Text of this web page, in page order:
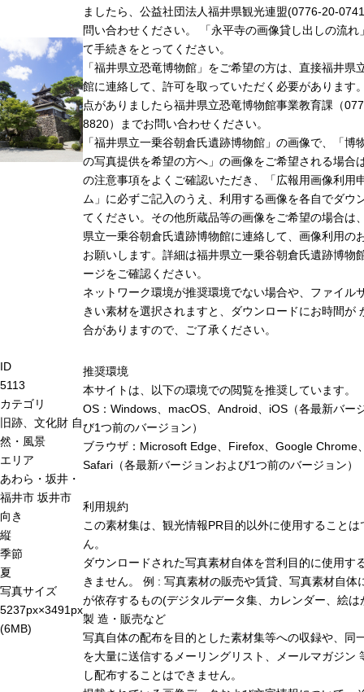
ID
5113
カテゴリ
旧跡、文化財 自
然・風景
エリア
あわら・坂井・
福井市 坂井市
向き
縦
季節
夏
写真サイズ
5237px×3491px
(6MB)
ましたら、公益社団法人福井県観光連盟(0776-20-
問い合わせください。 「永平寺の画像貸し出しの流れ
て手続きをとってください。
「福井県立恐竜博物館」をご希望の方は、直接福井県
館に連絡して、許可を取っていただく必要があります
点がありましたら福井県立恐竜博物館事業教育課（
8820）までお問い合わせください。
「福井県立一乗谷朝倉氏遺跡博物館」の画像で、「博
の写真提供を希望の方へ」の画像をご希望される場合
の注意事項をよくご確認いただき、「広報用画像利用
ム」に必ずご記入のうえ、利用する画像を各自でダウ
てください。その他所蔵品等の画像をご希望の場合は
県立一乗谷朝倉氏遺跡博物館に連絡して、画像利用の
お願いします。詳細は福井県立一乗谷朝倉氏遺跡博物
ージをご確認ください。
ネットワーク環境が推奨環境でない場合や、ファイル
きい素材を選択されますと、ダウンロードにお時間が
合がありますので、ご了承ください。
推奨環境
本サイトは、以下の環境での閲覧を推奨しています。
OS：Windows、macOS、Android、iOS（各最新バー
び1つ前のバージョン）
ブラウザ：Microsoft Edge、Firefox、Google Chrome
Safari（各最新バージョンおよび1つ前のバージョン）
利用規約
この素材集は、観光情報PR目的以外に使用することは
ん。
ダウンロードされた写真素材自体を営利目的に使用す
きません。 例 : 写真素材の販売や賃貸、写真素材自体
が依存するもの(デジタルデータ集、カレンダー、絵は
製 造・販売など
写真自体の配布を目的とした素材集等への収録や、同
を大量に送信するメーリングリスト、メールマガジン
し配布することはできません。